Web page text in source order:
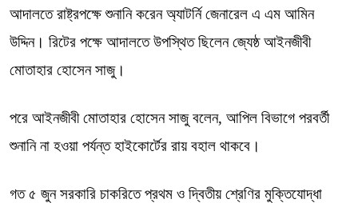
আদালতে রাষ্ট্রপক্ষে শুনানি করেন অ্যাটর্নি জেনারেল এ এম আমিন
উদ্দিন। রিটের পক্ষে আদালতে উপস্থিত ছিলেন জ্যেষ্ঠ আইনজীবী
মোতাহার হোসেন সাজু।
পরে আইনজীবী মোতাহার হোসেন সাজু বলেন, আপিল বিভাগে পরবর্তী
শুনানি না হওয়া পর্যন্ত হাইকোর্টের রায় বহাল থাকবে।
গত ৫ জুন সরকারি চাকরিতে প্রথম ও দ্বিতীয় শ্রেণির মুক্তিযোদ্ধা